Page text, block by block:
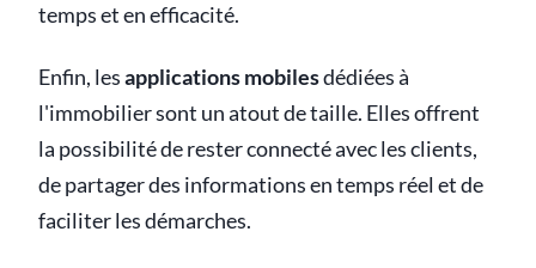
temps et en efficacité.
Enfin, lesapplications mobilesdédiées à
l'immobilier sont un atout de taille. Elles offrent
la possibilité de rester connecté avec les clients,
de partager des informations en temps réel et de
faciliter les démarches.